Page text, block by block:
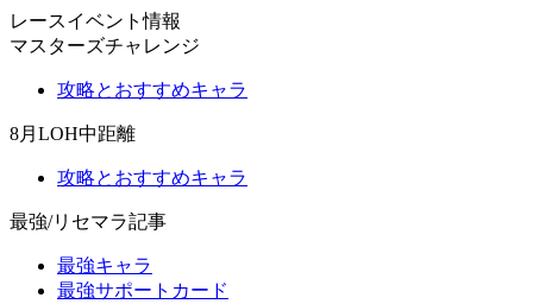
レースイベント情報
マスターズチャレンジ
攻略とおすすめキャラ
8月LOH中距離
攻略とおすすめキャラ
最強/リセマラ記事
最強キャラ
最強サポートカード